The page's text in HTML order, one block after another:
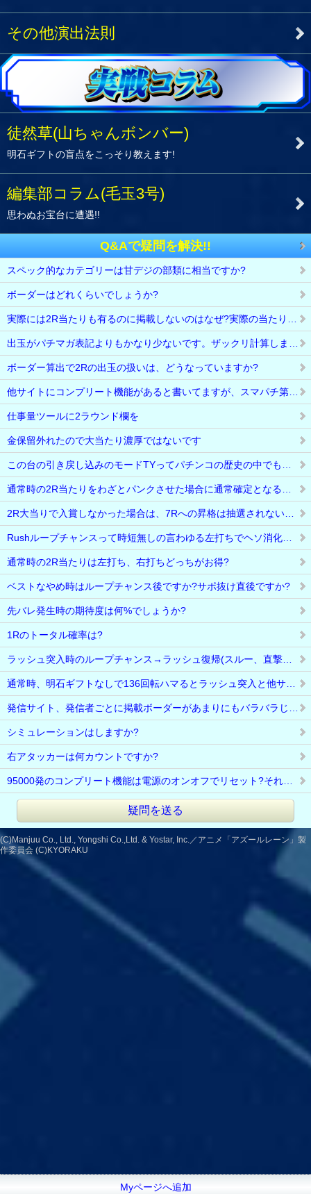
その他演出法則
徒然草(山ちゃんボンバー)
明石ギフトの盲点をこっそり教えます!
編集部コラム(毛玉3号)
思わぬお宝台に遭遇!!
Q&Aで疑問を解決!!
スペック的なカテゴリーは甘デジの部類に相当ですか?
ボーダーはどれくらいでしょうか?
ボーダー算出で2Rの出玉の扱いは、どうなっていますか?
仕事量ツールに2ラウンド欄を
金保留外れたので大当たり濃厚ではないです
通常時の2R当たりは左打ち、右打ちどっちがお得?
ベストなやめ時はループチャンス後ですか?サポ抜け直後ですか?
先バレ発生時の期待度は何%でしょうか?
1Rのトータル確率は?
シミュレーションはしますか?
右アタッカーは何カウントですか?
疑問を送る
(C)Manjuu Co., Ltd., Yongshi Co.,Ltd. & Yostar, Inc.／アニメ「アズールレーン」製
作委員会 (C)KYORAKU
Myページへ追加